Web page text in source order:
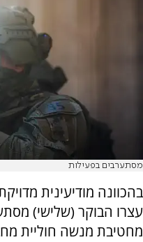
מסתערבים בפעילות
בהכוונה מודיעינית
עצרו הבוקר (שלישי)
מחטיבת מנשה חוליית